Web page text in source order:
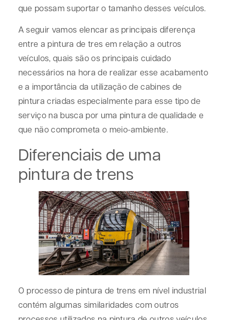
que possam suportar o tamanho desses veículos.
A seguir vamos elencar as principais diferença
entre a pintura de tres em relação a outros
veículos, quais são os principais cuidado
necessários na hora de realizar esse acabamento
e a importância da utilização de cabines de
pintura criadas especialmente para esse tipo de
serviço na busca por uma pintura de qualidade e
que não comprometa o meio-ambiente.
Diferenciais de uma
pintura de trens
O processo de pintura de trens em nível industrial
contém algumas similaridades com outros